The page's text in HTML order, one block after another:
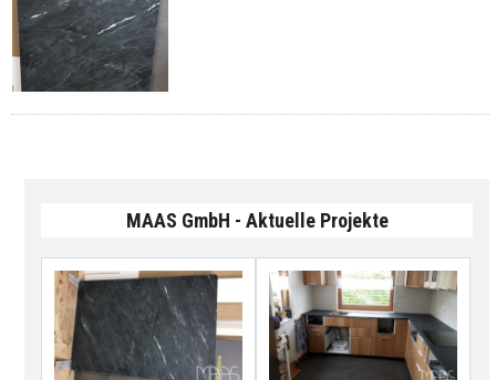
MAAS GmbH - Aktuelle Projekte